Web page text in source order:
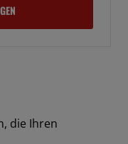
die Ihren